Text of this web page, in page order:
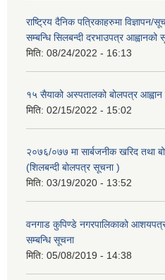
राष्ट्रिय दैनिक पत्रिकाहरुमा विज्ञापन/
सम्बन्धि सिलबन्दी दरभाउपत्र आह्वानको
मिति: 08/24/2022 - 16:13
१५ सैयाको अस्पतालको बोलपत्र आह्वान
मिति: 02/15/2022 - 15:02
२०७६/०७७ मा सार्बजनीक खरिद तथा
(शिलबन्दी बोलपत्र सूचना )
मिति: 03/19/2020 - 13:52
वनगाड कुपिण्डे नगरपालिकाको
सम्बन्धि सूचना
मिति: 05/08/2019 - 14:38